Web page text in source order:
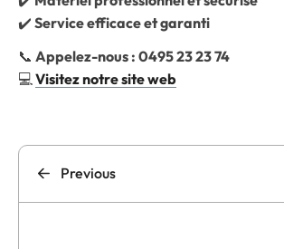
✔️ Service efficace et garanti
📞 Appelez-nous : 0495 23 23 74
💻 Visitez notre site web
Previous